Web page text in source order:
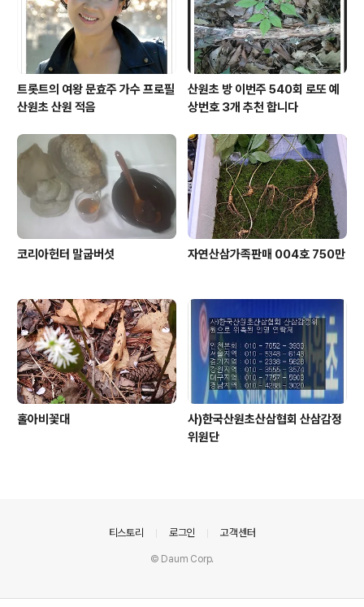
트롯트의 여왕 문효주 가수 프로필
산원초 산원 적음
산원초 방 이번주 540회 로또 예
상번호 3개 추천 합니다
코리아헌터 말굽버섯 자연산삼가족판매 004호 750만
홀아비꽃대
사)한국산원초산삼협회 산삼감정
위원단
티스토리 로그인 고객센터
© Daum Corp.